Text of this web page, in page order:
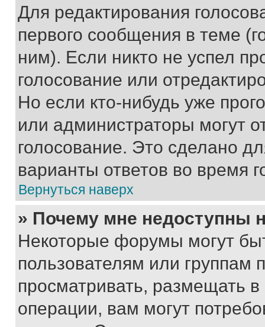
Для редактирования
первого сообщения в теме
ним). Если никто не успел
голосование или
Но если кто-нибудь уже
или администраторы могут
голосование. Это сделано
варианты ответов во время
Вернуться наверх
» Почему мне недоступны
Некоторые форумы могут
пользователям или группам
просматривать, размещать
операции, вам могут